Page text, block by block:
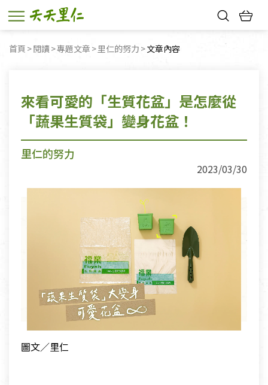
首頁 閱讀 專題文章 里仁的努力 目前頁面：
文章內容
來看可愛的「生質花盆」是怎麼從
「蔬果生質袋」變身花盆！
里仁的努力
2023/03/30
圖文／里仁